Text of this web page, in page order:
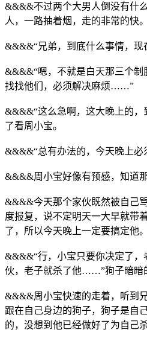
&&&&不过两个大男人倒没有什
人，一路抽着烟，走的非常的快。
&&&&“兄弟，到底什么事情，现
&&&&“嗯，不就是白天那三个制
找找他们，必须解决麻烦……”
&&&&“这么急啊，这大晚上的，
了看周小宝。
&&&&“总有办法的，今天晚上
&&&&周小宝好像有预感，知道
&&&&今天那个家伙既然被自己
度报复，说不定明天一大早就带
了，所以今天晚上一定要搞定他。
&&&&“行，小宝只要你决定了，
伙，老子就杀了他……”狗子暗暗
&&&&周小宝快速的走着，听到
跟在自己身边的狗子，狗子是自
的，没想到他已经做好了为自己